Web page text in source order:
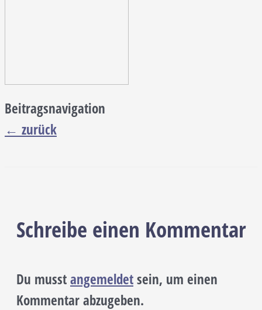
Beitragsnavigation
← zurück
Schreibe einen Kommentar
Du musstangemeldetsein, um einen
Kommentar abzugeben.